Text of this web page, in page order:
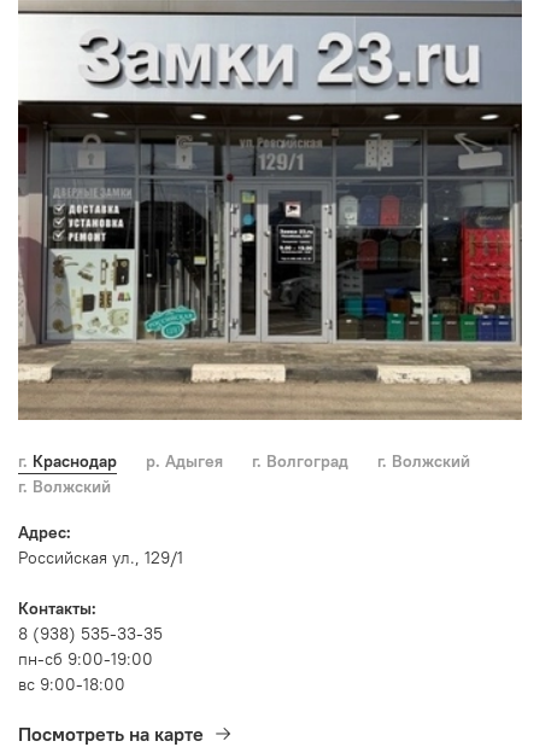
г. Краснодар р. Адыгея г. Волгоград
г. Волжский
г. Волжский
Адрес:
Российская ул., 129/1
Контакты:
8 (938) 535-33-35
пн-сб 9:00-19:00
вс 9:00-18:00
Посмотреть на карте